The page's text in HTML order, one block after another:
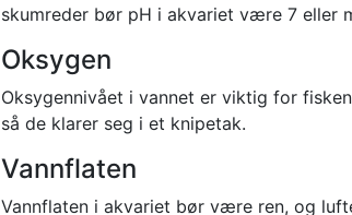
skumreder bør pH i akvariet være 7 eller
Oksygen
Oksygennivået i vannet er viktig for
så de klarer seg i et knipetak.
Vannflaten
Vannflaten i akvariet bør være ren, og